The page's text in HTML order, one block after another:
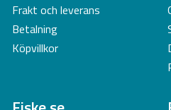
Frakt och leverans
Betalning
Köpvillkor